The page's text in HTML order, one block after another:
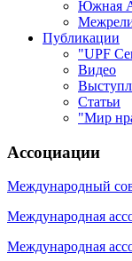
Южная
Публикации
"UPF
Видео
Статьи
"Мир
Ассоциации
Международный
Международная
Международная